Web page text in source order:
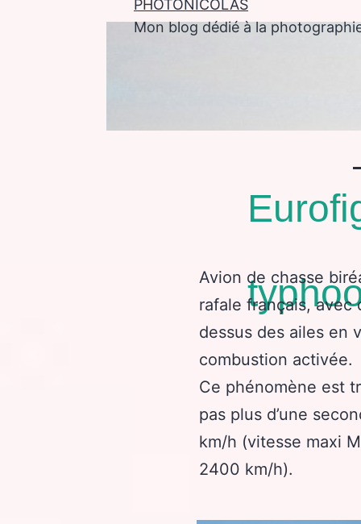
PHOTONICOLAS
Mon blog dédié à la
Avion de chasse
rafale français, avec
dessus des ailes en
combustion activée.
Ce phénomène est
pas plus d’une
km/h (vitesse maxi
2400 km/h).